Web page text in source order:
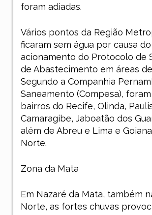
foram adiadas.
Vários pontos da Região
ficaram sem água por causa do
acionamento do Protocolo de
de Abastecimento em áreas
Segundo a Companhia
Saneamento (Compesa),
bairros do Recife, Olinda,
Camaragibe, Jaboatão dos
além de Abreu e Lima e
Norte.
Zona da Mata
Em Nazaré da Mata, também
Norte, as fortes chuvas